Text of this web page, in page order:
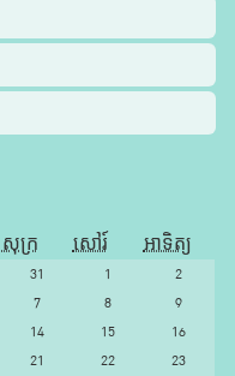
សុក្រ សៅរ៍
អាទិត្យ
31 1
2
7 8
9
14 15
16
21 22
23